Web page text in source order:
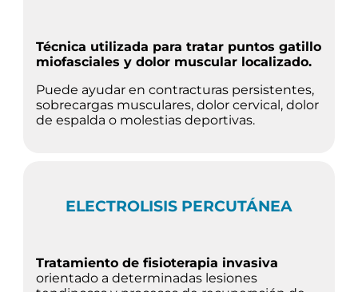
Técnica utilizada para tratar puntos gatillo
miofasciales y dolor muscular localizado.
Puede ayudar en contracturas persistentes,
sobrecargas musculares, dolor cervical, dolor
de espalda o molestias deportivas.
ELECTROLISIS PERCUTÁNEA
Tratamiento de fisioterapia invasiva
orientado a determinadas lesiones